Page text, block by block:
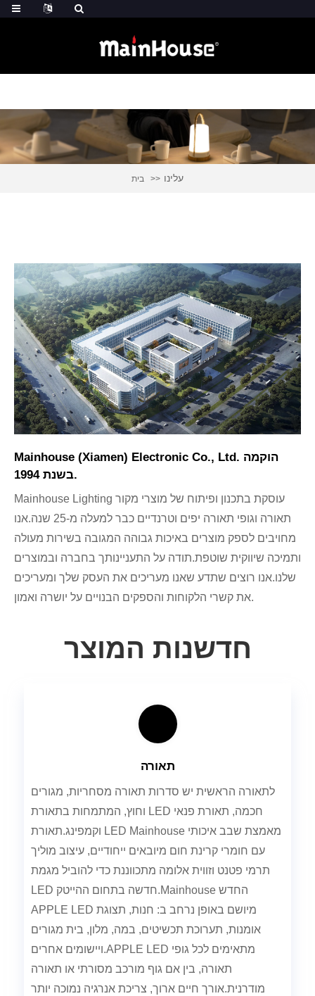
בית עלינו
Mainhouse (Xiamen) Electronic Co., Ltd. הוקמה
בשנת 1994.
Mainhouse Lighting עוסקת בתכנון ופיתוח של מוצרי מקור
תאורה וגופי תאורה יפים וטרנדיים כבר למעלה מ-25 שנה.אנו
מחויבים לספק מוצרים באיכות גבוהה המגובה בשירות מעולה
ותמיכה שיווקית שוטפת.תודה על התעניינותך בחברה ובמוצרים
שלנו.אנו רוצים שתדע שאנו מעריכים את העסק שלך ומעריכים
את קשרי הלקוחות והספקים הבנויים על יושרה ואמון.
חדשנות המוצר
תאורה
לתאורה הראשית יש סדרות תאורה מסחריות, מגורים
וחוץ, המתמחות בתאורת LED חכמה, תאורת פנאי
וקמפינג.תאורת LED Mainhouse מאמצת שבב איכותי
עם חומרי קרינת חום מיובאים ייחודיים, עיצוב מוליך
תרמי פטנט וזווית אלומה מתכווננת כדי להוביל מגמת
LED חדשה בתחום ההייטק.Mainhouse החדש
APPLE LED מיושם באופן נרחב ב: חנות, תצוגת
אומנות, תערוכת תכשיטים, במה, מלון, בית מגורים
ויישומים אחרים.APPLE LED מתאימים לכל גופי
תאורה, בין אם גוף מורכב מסורתי או תאורה
מודרנית.אורך חיים ארוך, צריכת אנרגיה נמוכה יותר